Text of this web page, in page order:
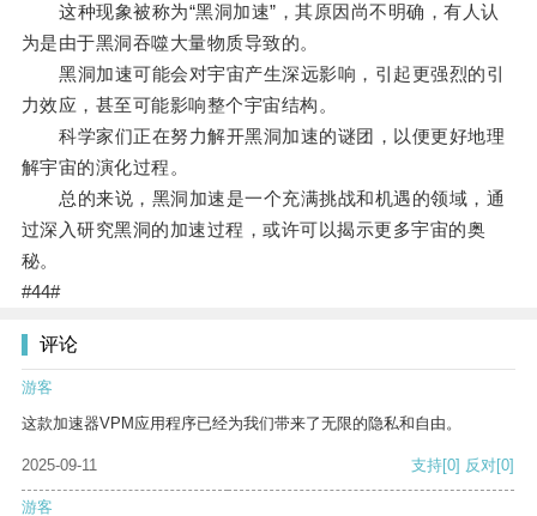
这种现象被称为“黑洞加速”，其原因尚不明确，有人认
为是由于黑洞吞噬大量物质导致的。
黑洞加速可能会对宇宙产生深远影响，引起更强烈的引
力效应，甚至可能影响整个宇宙结构。
科学家们正在努力解开黑洞加速的谜团，以便更好地理
解宇宙的演化过程。
总的来说，黑洞加速是一个充满挑战和机遇的领域，通
过深入研究黑洞的加速过程，或许可以揭示更多宇宙的奥
秘。
#44#
评论
游客
这款加速器VPM应用程序已经为我们带来了无限的隐私和自由。
2025-09-11 支持[0] 反对[0]
游客